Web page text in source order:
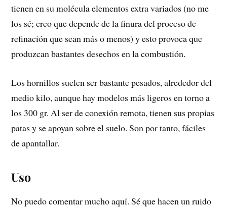
tienen en su molécula elementos extra variados (no me
los sé; creo que depende de la finura del proceso de
refinación que sean más o menos) y esto provoca que
produzcan bastantes desechos en la combustión.
Los hornillos suelen ser bastante pesados, alrededor del
medio kilo, aunque hay modelos más ligeros en torno a
los 300 gr. Al ser de conexión remota, tienen sus propias
patas y se apoyan sobre el suelo. Son por tanto, fáciles
de apantallar.
Uso
No puedo comentar mucho aquí. Sé que hacen un ruido